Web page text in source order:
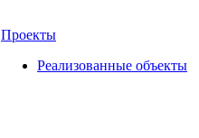
Проекты
Реализованные объекты